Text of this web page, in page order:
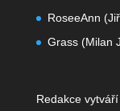
RaCeK
RoseeAnn